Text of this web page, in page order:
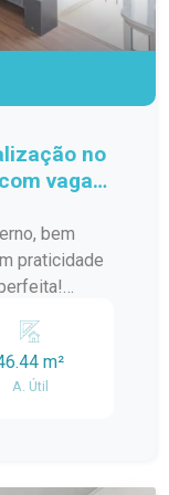
no
vaga
bem
praticidade
imóvel
bem e
m²
A. Útil